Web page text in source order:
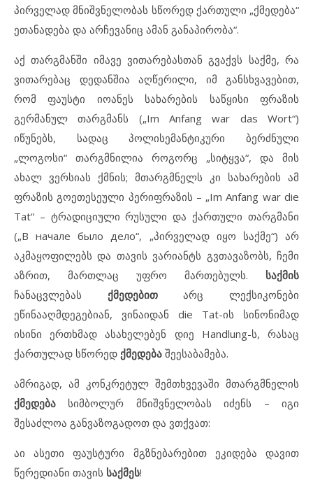
პირველად მნიშვნელობას სწორედ ქართული „ქმედება“
ეთანადება და არჩევანიც ამან განაპირობა“.
აქ თარგმანში იმავე ვითარებასთან გვაქვს საქმე, რა
ვითარებაც დედანშია აღწერილი, იმ განსხვავებით,
რომ ფაუსტი იოანეს სახარების საწყისი ფრაზის
გერმანულ თარგმანს („Im Anfang war das Wort“)
იწუნებს, სადაც პოლისემანტიკური ბერძნული
„ლოგოსი“ თარგმნილია როგორც „სიტყვა“, და მის
ახალ ვერსიას ქმნის; მთარგმნელს კი სახარების ამ
ფრაზის გოეთესეული პერიფრაზის – „Im Anfang war die
Tat“ – ტრადიციული რუსული და ქართული თარგმანი
(„В начале было дело“, „პირველად იყო საქმე“) არ
აკმაყოფილებს და თავის ვარიანტს გვთავაზობს, ჩემი
აზრით, მართლაც უფრო მართებულს. საქმის
ჩანაცვლებას ქმედებითარც ლექსიკონები
ეწინააღმდეგებიან, ვინაიდან die Tat-ის სინონიმად
ისინი ერთხმად ასახელებენ დიე Handlung-ს, რასაც
ქართულად სწორედ ქმედება შეესაბამება.
ამრიგად, ამ კონკრეტულ შემთხვევაში მთარგმნელის
ქმედება სიმბოლურ მნიშვნელობას იძენს – იგი
შესაძლოა განვაზოგადოთ და ვთქვათ:
აი ასეთი ფაუსტური მგზნებარებით ეკიდება დავით
წერედიანი თავის საქმეს!